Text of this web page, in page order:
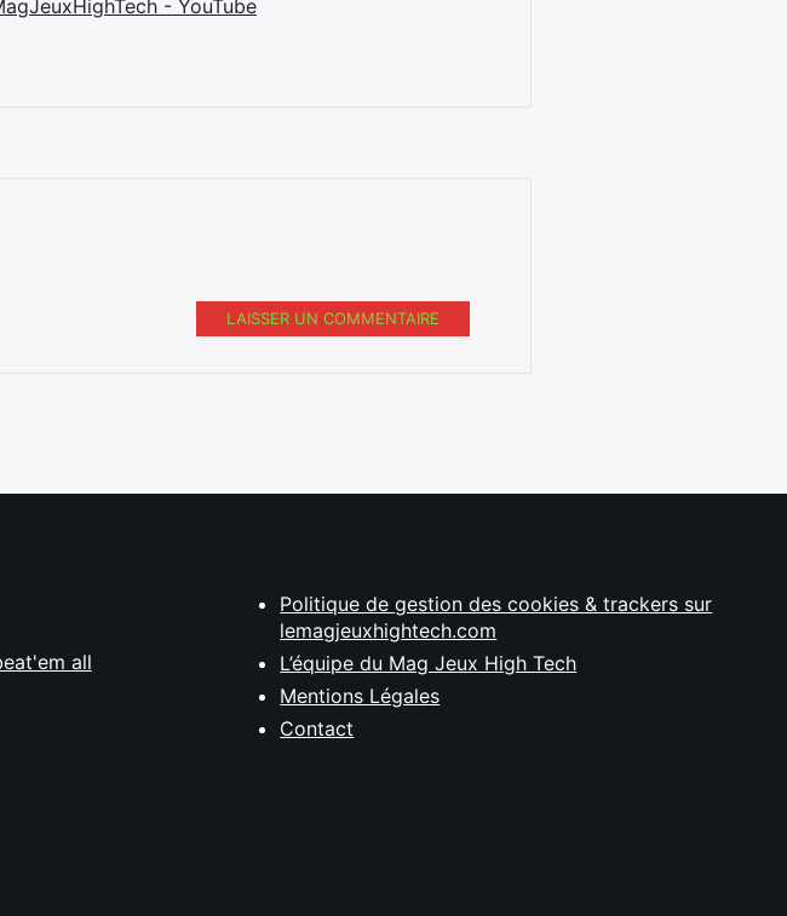
- YouTube
LAISSER UN COMMENTAIRE
all
Politique de gestion des cookies & trackers sur
lemagjeuxhightech.com
L’équipe du Mag Jeux High Tech
Mentions Légales
Contact